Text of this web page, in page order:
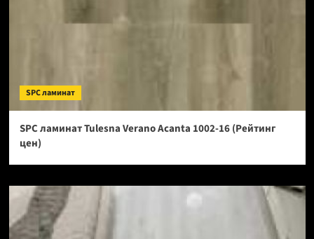
SPC ламинат
SPC ламинат Tulesna Verano Acanta 1002-16 (Рейтинг
цен)